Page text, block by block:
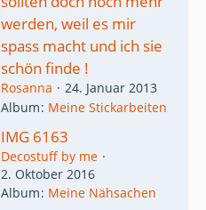
werden, weil es mir
spass macht und ich sie
schön finde !
Rosanna
24. Januar 2013
Album Meine Stickarbeiten
IMG 6163
Decostuff by me
2. Oktober 2016
Album Meine Nähsachen